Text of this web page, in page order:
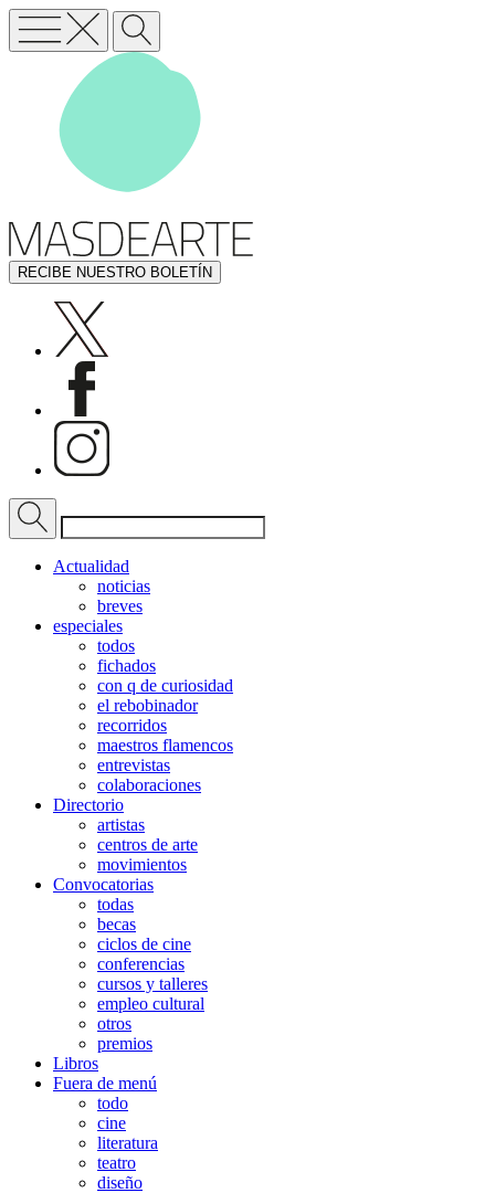
RECIBE NUESTRO BOLETÍN
Actualidad
noticias
breves
especiales
todos
fichados
con q de curiosidad
el rebobinador
recorridos
maestros flamencos
entrevistas
colaboraciones
Directorio
artistas
centros de arte
movimientos
Convocatorias
todas
becas
ciclos de cine
conferencias
cursos y talleres
empleo cultural
otros
premios
Libros
Fuera de menú
todo
cine
literatura
teatro
diseño